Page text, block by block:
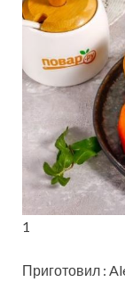
1
Приготовил :